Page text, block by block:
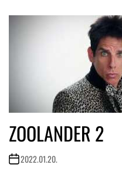
ZOOLANDER 2
2022.01.20.